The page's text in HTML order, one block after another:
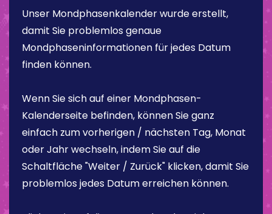
Unser Mondphasenkalender wurde erstellt,
damit Sie problemlos genaue
Mondphaseninformationen für jedes Datum
finden können.
Wenn Sie sich auf einer Mondphasen-
Kalenderseite befinden, können Sie ganz
einfach zum vorherigen / nächsten Tag, Monat
oder Jahr wechseln, indem Sie auf die
Schaltfläche "Weiter / Zurück" klicken, damit Sie
problemlos jedes Datum erreichen können.